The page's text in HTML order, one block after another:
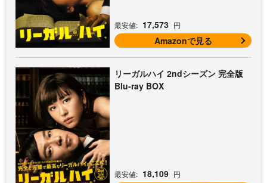
最安値: 17,573 円
Amazonで見る
リーガルハイ 2ndシーズン 完全版
Blu-ray BOX
最安値: 18,109 円